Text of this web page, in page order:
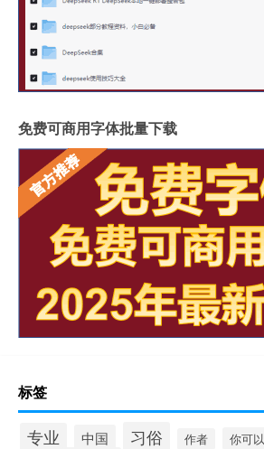
免费可商用字体批量下载
标签
专业 中国 习俗 作者 你可以